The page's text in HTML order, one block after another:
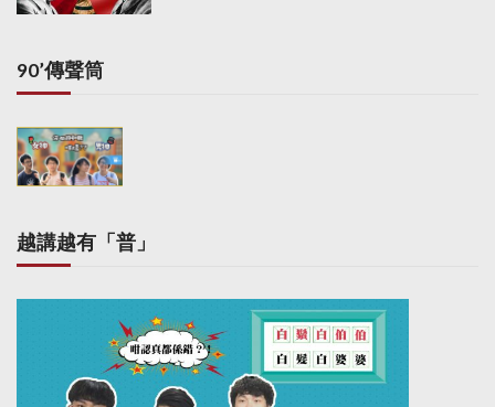
a
t
i
o
n
90’傳聲筒
越講越有「普」